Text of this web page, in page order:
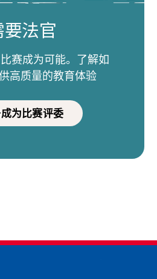
要法官
赛成为可能。了解如
高质量的教育体验
为比赛评委